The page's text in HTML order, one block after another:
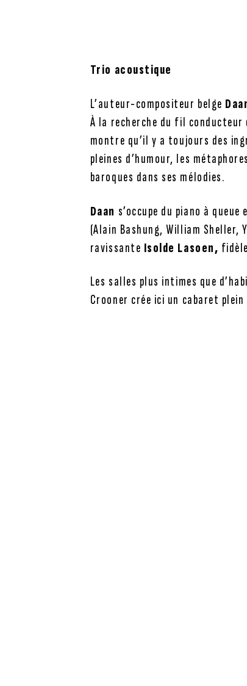
Trio acoustique
L’auteur-compositeur belge
À la recherche du fil
montre qu’il y a toujours des
pleines d’humour, les
baroques dans ses mélodies.
Daan s’occupe du piano à
(Alain Bashung, William Sheller,
ravissante Isolde Lasoen,
Les salles plus intimes que
Crooner crée ici un cabaret plein